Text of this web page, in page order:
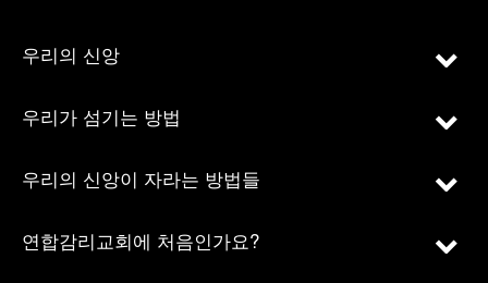
우리의 신앙
우리가 섬기는 방법
우리의 신앙이 자라는 방법들
연합감리교회에 처음인가요?